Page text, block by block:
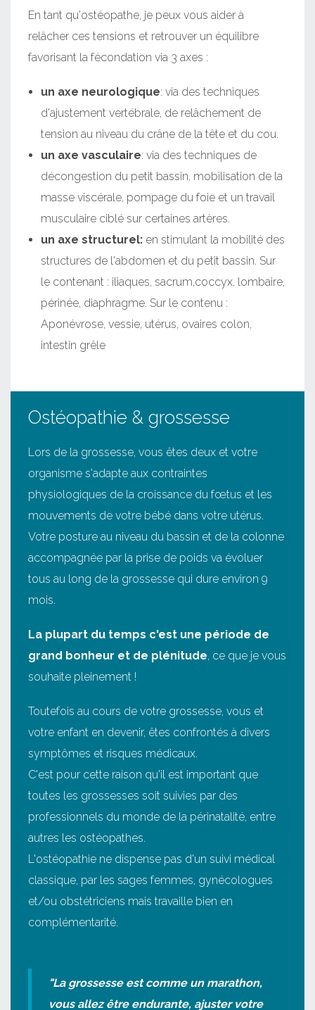
En tant qu'ostéopathe, je peux vous aider à
relâcher ces tensions et retrouver un équilibre
favorisant la fécondation via 3 axes :
un axe neurologique: via des techniques
d'ajustement vertébrale, de relâchement de
tension au niveau du crâne de la tête et du cou.
un axe vasculaire: via des techniques de
décongestion du petit bassin, mobilisation de la
masse viscérale, pompage du foie et un travail
musculaire ciblé sur certaines artères.
un axe structurel: en stimulant la mobilité des
structures de l'abdomen et du petit bassin. Sur
le contenant : iliaques, sacrum,coccyx, lombaire,
périnée, diaphragme. Sur le contenu :
Aponévrose, vessie, utérus, ovaires colon,
intestin grêle
Ostéopathie & grossesse
Lors de la grossesse, vous êtes deux et votre
organisme s'adapte aux contraintes
physiologiques de la croissance du fœtus et les
mouvements de votre bébé dans votre utérus.
Votre posture au niveau du bassin et de la colonne
accompagnée par la prise de poids va évoluer
tous au long de la grossesse qui dure environ 9
mois.
La plupart du temps c'est une période de
grand bonheur et de plénitude, ce que je vous
souhaite pleinement !
Toutefois au cours de votre grossesse, vous et
votre enfant en devenir, êtes confrontés à divers
symptômes et risques médicaux.
C'est pour cette raison qu'il est important que
toutes les grossesses soit suivies par des
professionnels du monde de la périnatalité, entre
autres les ostéopathes.
L'ostéopathie ne dispense pas d'un suivi médical
classique, par les sages femmes, gynécologues
et/ou obstétriciens mais travaille bien en
complémentarité.
"La grossesse est comme un marathon,
vous allez être endurante, ajuster votre